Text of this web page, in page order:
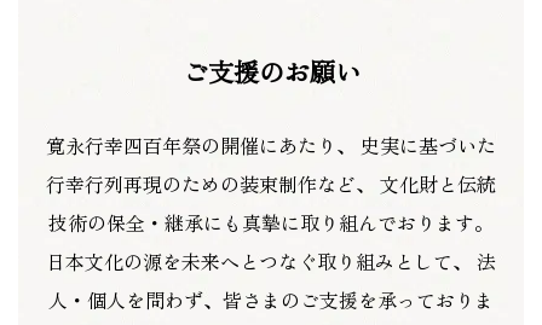
ご支援のお願い
寛永行幸四百年祭の開催にあたり、
史実に基づいた
行幸行列再現のための装束制作など、 文化財と伝統
技術の保全・継承にも真摯に取り組んでおります。
日本文化の源を未来へとつなぐ取り組みとして、 法
人・個人を問わず、皆さまのご支援を承っておりま